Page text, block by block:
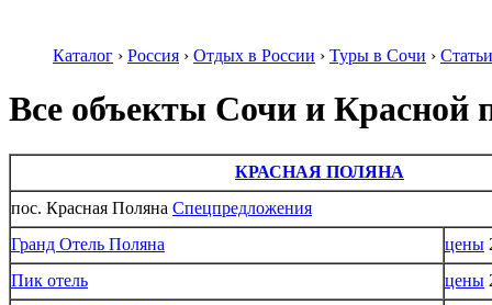
Каталог › Россия › Отдых в России › Туры в Сочи › Статьи
Все объекты Сочи и Красной
КРАСНАЯ ПОЛЯНА
пос. Красная Поляна Спецпредложения
Гранд Отель Поляна
цены
Пик отель
цены